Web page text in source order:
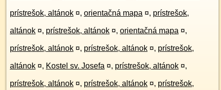
prístrešok, altánok ¤, orientačná mapa ¤, prístrešok,
altánok ¤, prístrešok, altánok ¤, orientačná mapa ¤,
prístrešok, altánok ¤, prístrešok, altánok ¤, prístrešok,
altánok ¤, Kostel sv. Josefa ¤, prístrešok, altánok ¤,
prístrešok, altánok ¤, prístrešok, altánok ¤, prístrešok,